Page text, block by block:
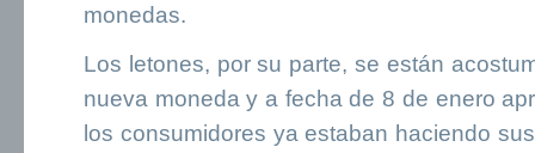
monedas.
Los letones, por su parte, se están
nueva moneda y a fecha de 8 de enero
los consumidores ya estaban haciendo